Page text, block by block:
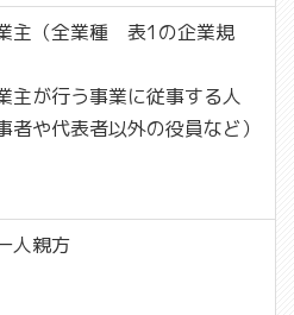
主（全業種 表1の企業規
が行う事業に従事する人
者や代表者以外の役員など）
人親方